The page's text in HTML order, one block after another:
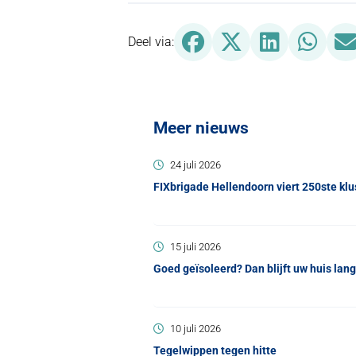
Deel via:
Deel via Facebook, opent
Deel via XDeel via
Meer nieuws
FIXbrigade Hellendoorn viert 250ste
24 juli 2026
Goed geïsoleerd? Dan blijft uw huis
15 juli 2026
Tegelwippen tegen hitte
10 juli 2026